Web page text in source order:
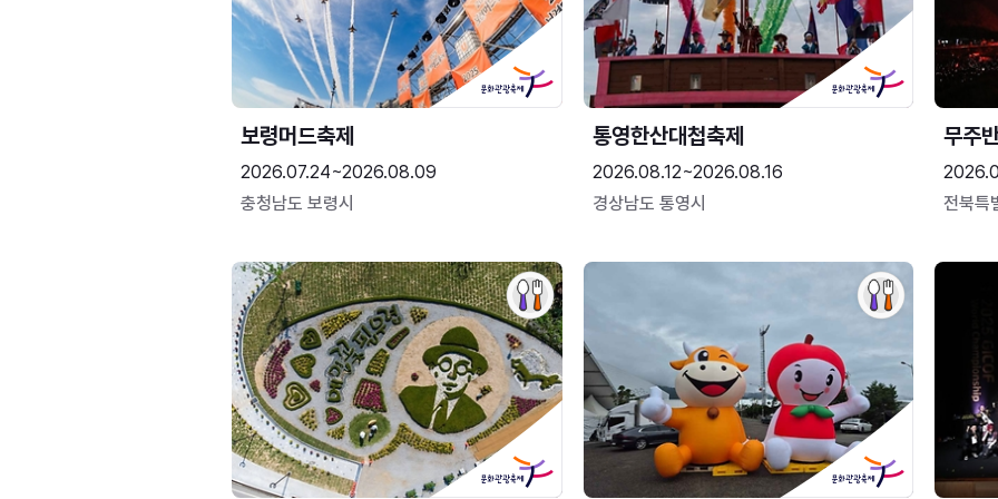
보령머드축제
2026.07.24~2026.08.09
충청남도 보령시
통영한산대첩축제
2026.08.12~2026.08.16
경상남도 통영시
무주
전북특